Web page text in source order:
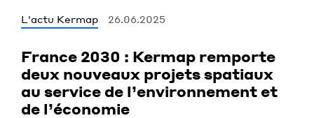
L'actu Kermap 26.06.2025
France 2030 : Kermap remporte
deux nouveaux projets spatiaux
au service de l’environnement et
de l’économie